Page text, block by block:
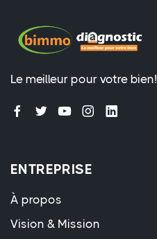
Le meilleur pour votre bien!
ENTREPRISE
À propos
Vision & Mission